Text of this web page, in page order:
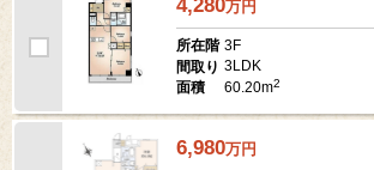
4,280万円
所在階 3F
間取り 3LDK
面積
60.20m2
6,980万円